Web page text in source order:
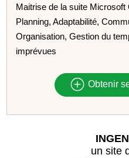
Maitrise de la suite
Planning, Adaptabilité,
Organisation, Gestion du
imprévues
Obtenir
un site